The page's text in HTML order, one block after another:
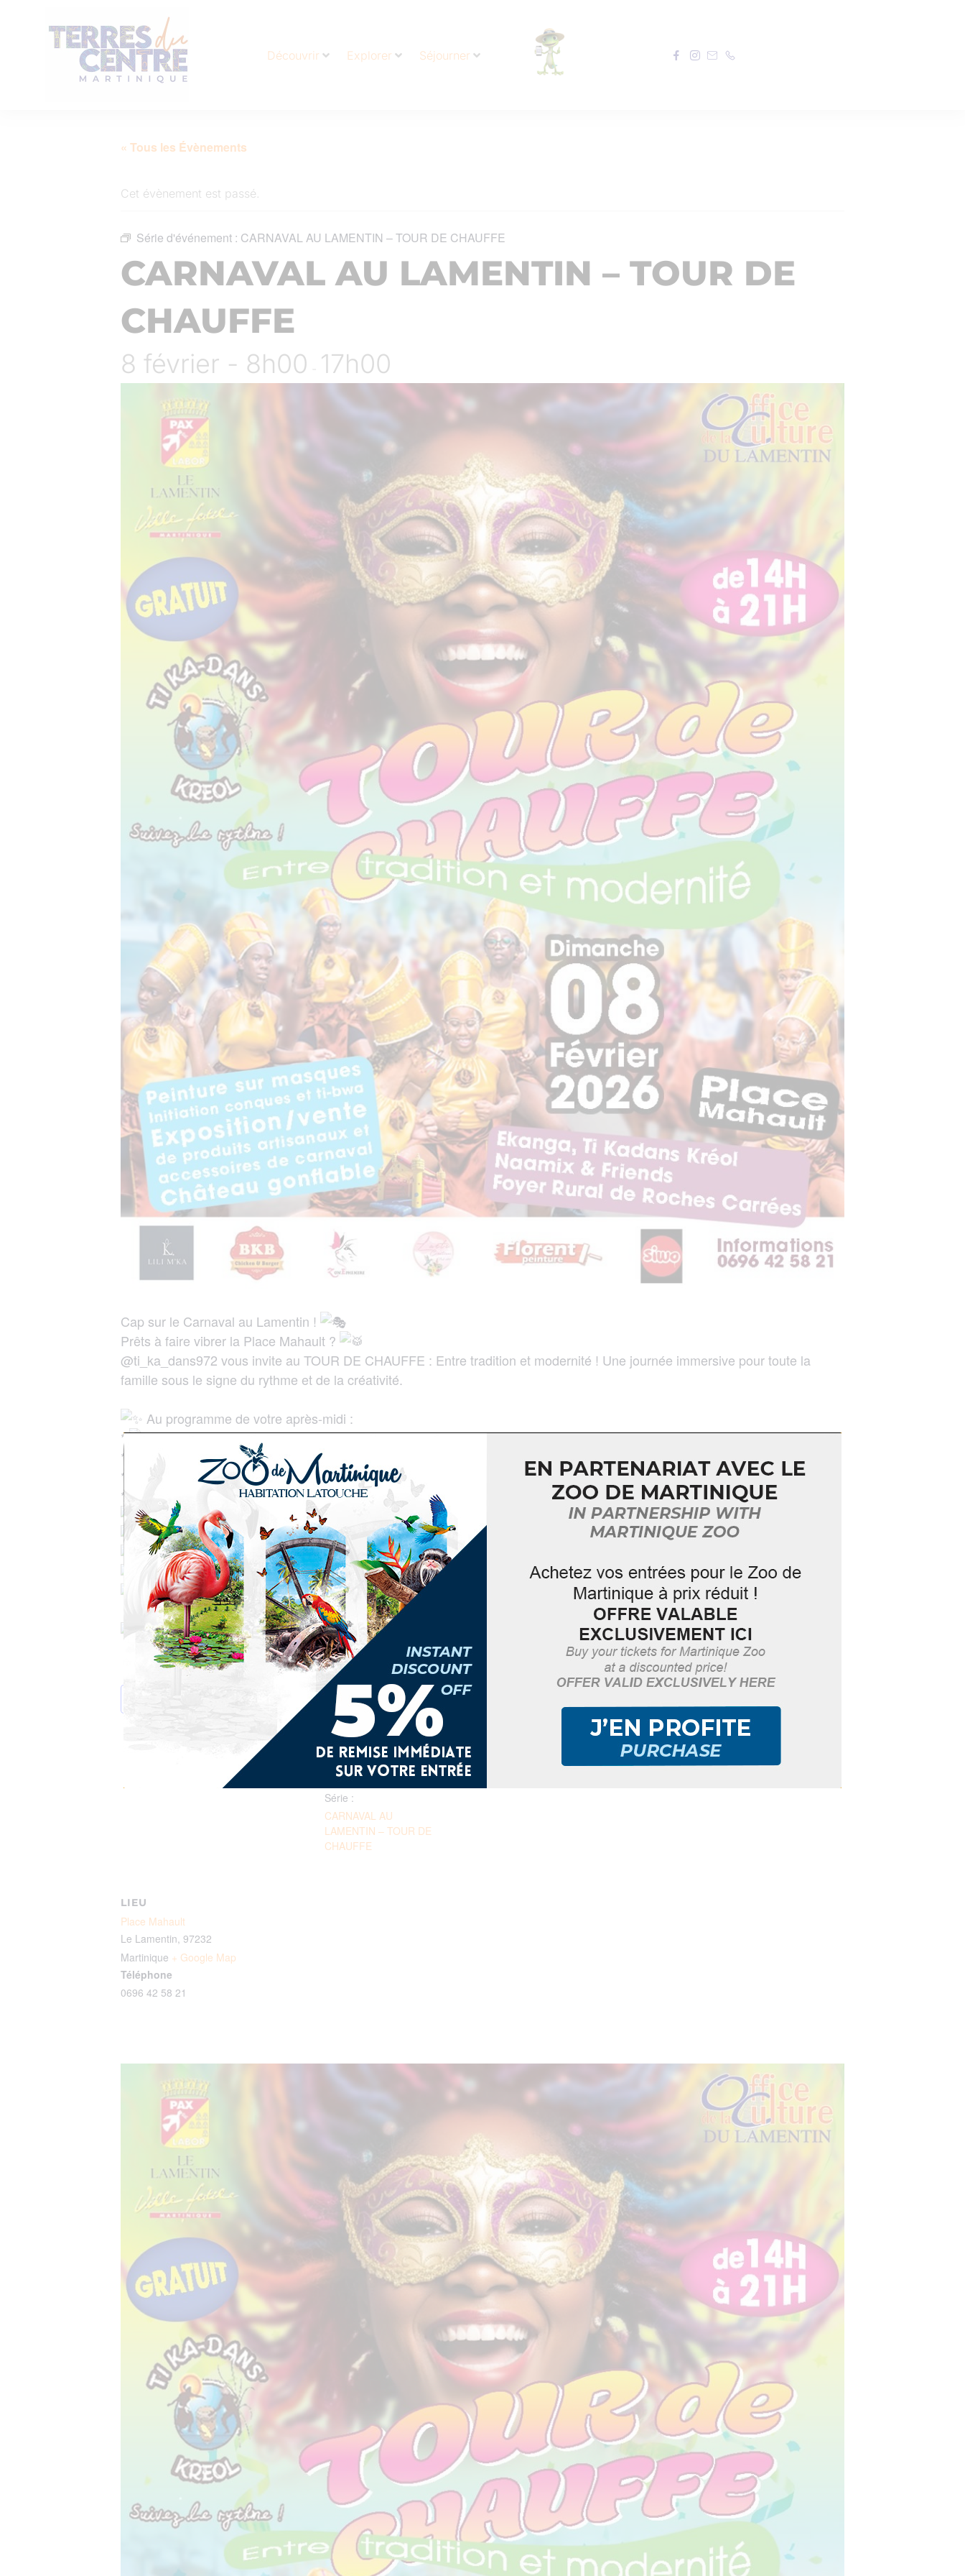
Découvrir Explorer Séjourner
« Tous les Évènements
Cet évènement est passé.
Série d'événement : CARNAVAL AU LAMENTIN – TOUR DE CHAUFFE
CARNAVAL AU LAMENTIN – TOUR DE
CHAUFFE
8 février - 8h00 17h00
Cap sur le Carnaval au Lamentin !
Prêts à faire vibrer la Place Mahault ?
@ti_ka_dans972 vous invite au TOUR DE CHAUFFE : Entre tradition et modernité ! Une journée immersive pour toute la
famille sous le signe du rythme et de la créativité.
Au programme de votre après-midi :
*
Ateliers créatifs : Peinture sur masques.
*
Musique & Tradition : Initiation aux conques de lambis et ti-bwa.
*
Village Artisanal : Expo-vente de produits locaux et accessoires de carnaval.
*
Fun pour les enfants : Château gonflable géant !
Côté scène, ça va chauffer avec :
Ekanga
Ti Kadans Kréol
Naamix & Friends
Foyer Rural de Roches Carrées
Plus d’infos : 0696 42 58 21
DÉTAILS
Date :
8 février
Heure :
8h00 - 17h00
Série :
CARNAVAL AU
LAMENTIN – TOUR DE
CHAUFFE
ORGANISATEUR
0696 42 58 21
LIEU
Place Mahault
Le Lamentin, 97232
Martinique + Google Map
Téléphone
0696 42 58 21